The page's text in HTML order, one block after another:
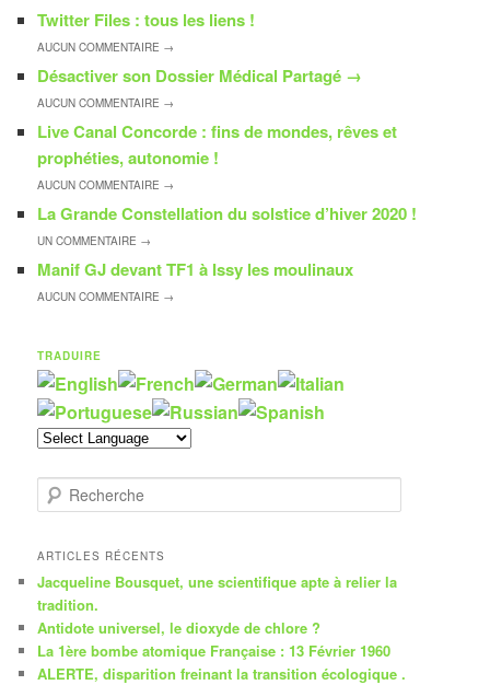
Twitter Files : tous les liens !
AUCUNCOMMENTAIRE →
Désactiver son Dossier Médical Partagé →
AUCUNCOMMENTAIRE →
Live Canal Concorde : fins de mondes, rêves et
prophéties, autonomie !
AUCUNCOMMENTAIRE →
La Grande Constellation du solstice d’hiver 2020 !
UNCOMMENTAIRE →
Manif GJ devant TF1 à Issy les moulinaux
AUCUNCOMMENTAIRE →
TRADUIRE
e
h
r
c
h
e
ARTICLES RÉCENTS
Jacqueline Bousquet, une scientifique apte à relier la
tradition.
Antidote universel, le dioxyde de chlore ?
La 1ère bombe atomique Française : 13 Février 1960
ALERTE, disparition freinant la transition écologique .